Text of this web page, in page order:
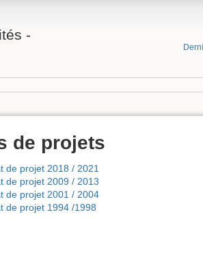
-
de projets
de projet 2018 / 2021
de projet 2009 / 2013
de projet 2001 / 2004
de projet 1994 /1998